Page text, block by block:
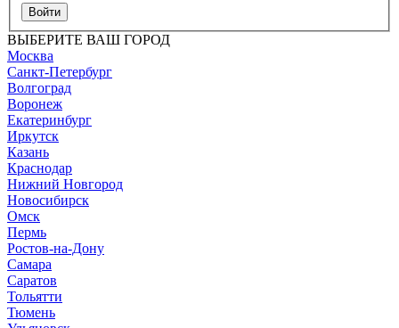
Войти
ВЫБЕРИТЕ ВАШ ГОРОД
Москва
Санкт-Петербург
Волгоград
Воронеж
Екатеринбург
Иркутск
Казань
Краснодар
Нижний Новгород
Новосибирск
Омск
Пермь
Ростов-на-Дону
Самара
Саратов
Тольятти
Тюмень